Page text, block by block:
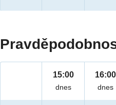
15:00
dnes
16:00
dnes